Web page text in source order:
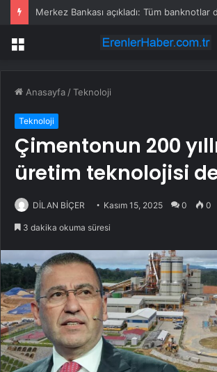
Merkez Bankası açıkladı: Tüm banknotlar
Menü
Anasayfa /Teknoloji
Teknoloji
Çimentonun 200
üretim teknolojisi
DİLAN BİÇER Kasım 15, 2025 0 0
3 dakika okuma süresi